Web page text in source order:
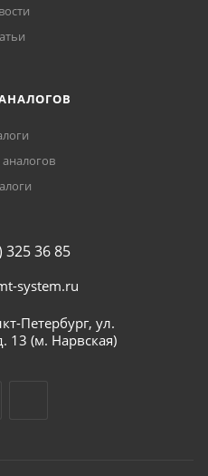
325 36 85
system.ru
Петербург, ул.
13 (м. Нарвская)